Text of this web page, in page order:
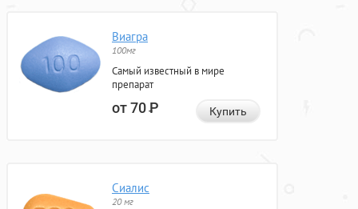
Виагра
100мг
Самый известный в мире
препарат
от 70Р Купить
Сиалис
20 мг